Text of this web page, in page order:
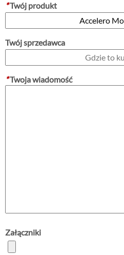
*Twój produkt
Twój sprzedawca
*Twoja wiadomość
Załączniki